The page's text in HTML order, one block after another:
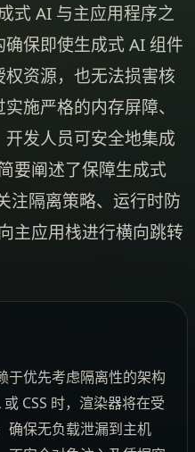
式 AI 与主应用程序之
保即使生成式 AI 组件
资源，也无法损害核
施严格的内存屏障、
发人员可安全地集成
要阐述了保障生成式
注隔离策略、运行时防
主应用栈进行横向跳转
于优先考虑隔离性的架构
CSS 时，渲染器将在受
确保无负载泄漏到主机